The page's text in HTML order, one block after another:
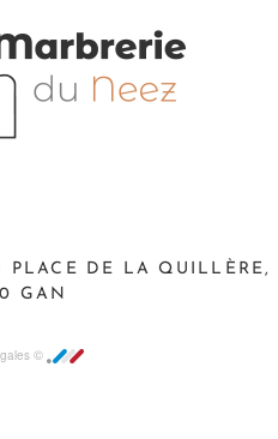
PLACE DE LA QUILLÈRE,
GAN
©